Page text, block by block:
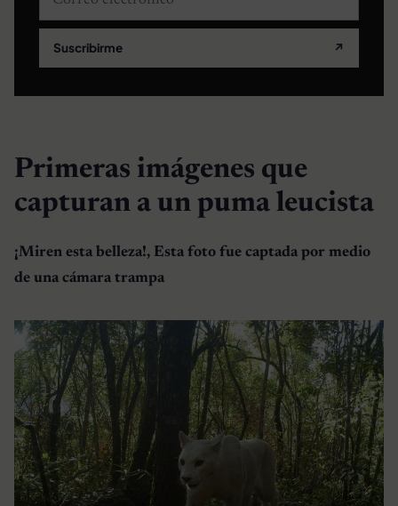
Suscribirme ↗
Primeras imágenes que
capturan a un puma leucista
¡Miren esta belleza!, Esta foto fue captada por medio
de una cámara trampa